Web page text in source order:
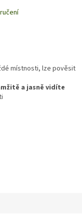
místnosti, lze pověsit
a jasně vidíte